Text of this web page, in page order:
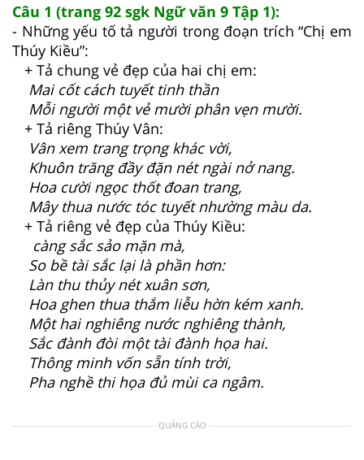
Câu 1 (trang 92 sgk Ngữ văn 9 Tập 1):
- Những yếu tố tả người trong đoạn trích “Chị em
Thúy Kiều”:
+ Tả chung vẻ đẹp của hai chị em:
Mai cốt cách tuyết tinh thần
Mỗi người một vẻ mười phân vẹn mười.
+ Tả riêng Thúy Vân:
Vân xem trang trọng khác vời,
Khuôn trăng đầy đặn nét ngài nở nang.
Hoa cười ngọc thốt đoan trang,
Mây thua nước tóc tuyết nhường màu da.
+ Tả riêng vẻ đẹp của Thúy Kiều:
càng sắc sảo mặn mà,
So bề tài sắc lại là phần hơn:
Làn thu thủy nét xuân sơn,
Hoa ghen thua thắm liễu hờn kém xanh.
Một hai nghiêng nước nghiêng thành,
Sắc đành đòi một tài đành họa hai.
Thông minh vốn sẵn tính trời,
Pha nghề thi họa đủ mùi ca ngâm.
QUẢNG CÁO